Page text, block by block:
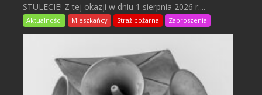
STULECIE! Z tej okazji w dniu 1 sierpnia 2026 r....
Aktualności Mieszkańcy Straż pożarna Zaproszenia